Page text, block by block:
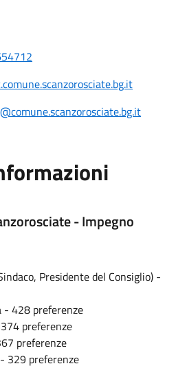
- Impegno
Presidente del Consiglio) -
- 428 preferenze
preferenze
preferenze
329 preferenze